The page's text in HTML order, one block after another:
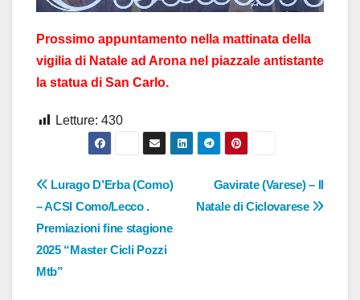
Prossimo appuntamento nella mattinata della
vigilia di Natale ad Arona nel piazzale antistante
la statua di San Carlo.
Letture: 430
Navigazione
articoli
Gavirate (Varese) – Il
Natale di Ciclovarese
Lurago D’Erba (Como)
– ACSI Como/Lecco .
Premiazioni fine stagione
2025 “Master Cicli Pozzi
Mtb”